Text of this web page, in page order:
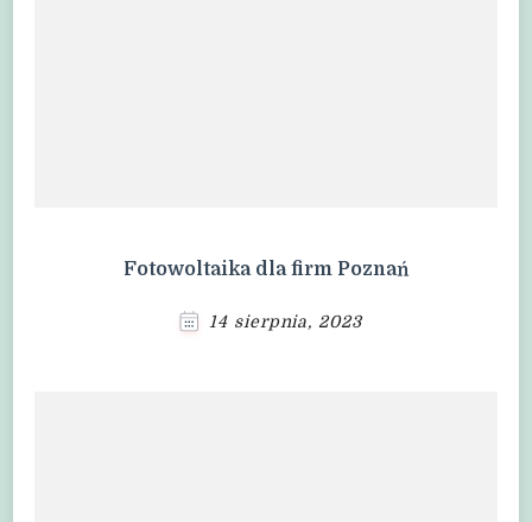
Fotowoltaika dla firm Poznań
14 sierpnia, 2023